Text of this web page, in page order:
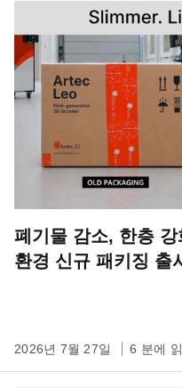
폐기물 감소, 한층
환경 신규 패키징 출
2026년 7월 27일 6 분에